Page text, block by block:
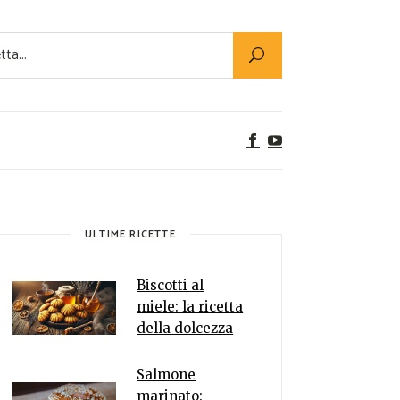
Utility
Alimenti
Rumors
ULTIME RICETTE
Biscotti al
miele: la ricetta
della dolcezza
Salmone
marinato: